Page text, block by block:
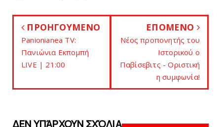
ΠΡΟΗΓΟΥΜΕΝΟ
Panionianea TV:
Πανιώνια Εκπομπή
LIVE | 21:00
ΕΠΟΜΕΝΟ
Nέος προπονητής του
Iστορικού ο
Παβίσεβιτς - Oριστική
η συμφωνία!
ΔΕΝ ΥΠΆΡΧΟΥΝ ΣΧΌΛΙΑ